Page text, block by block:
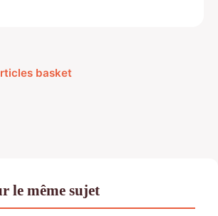
basket
le même sujet